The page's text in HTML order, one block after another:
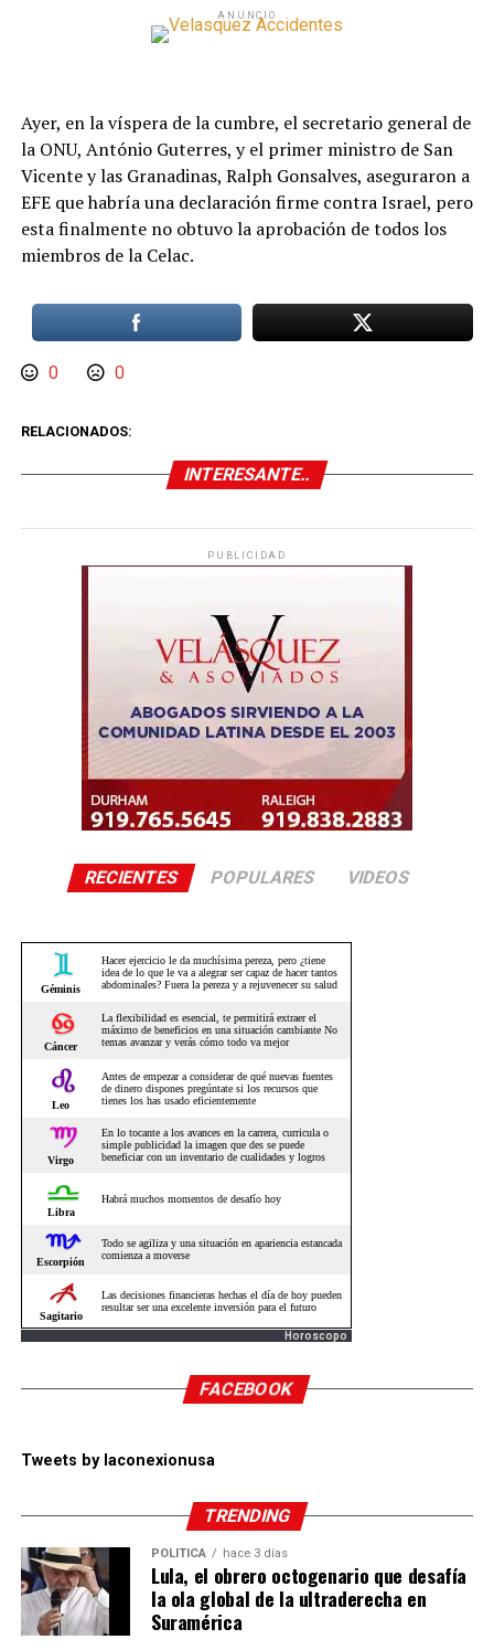
ANUNCIO
Ayer, en la víspera de la cumbre, el secretario general de
la ONU, António Guterres, y el primer ministro de San
Vicente y las Granadinas, Ralph Gonsalves, aseguraron a
EFE que habría una declaración firme contra Israel, pero
esta finalmente no obtuvo la aprobación de todos los
miembros de la Celac.
0 0
RELACIONADOS:
INTERESANTE..
PUBLICIDAD
RECIENTES POPULARES VIDEOS
Horoscopo
FACEBOOK
Tweets by laconexionusa
TRENDING
POLÍTICA hace 3 días
Lula, el obrero octogenario que desafía
la ola global de la ultraderecha en
Suramérica